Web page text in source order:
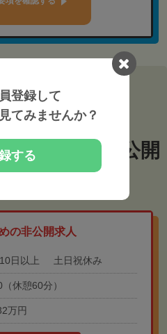
屋郡志免町
指圧師の非公開
の非公開求人
日以上 土日祝休み
休憩60分）
万円
登録して
てみませんか？
する